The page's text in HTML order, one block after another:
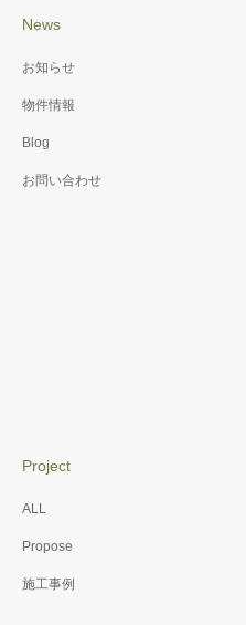
News
お知らせ
物件情報
Blog
お問い合わせ
Project
ALL
Propose
施工事例